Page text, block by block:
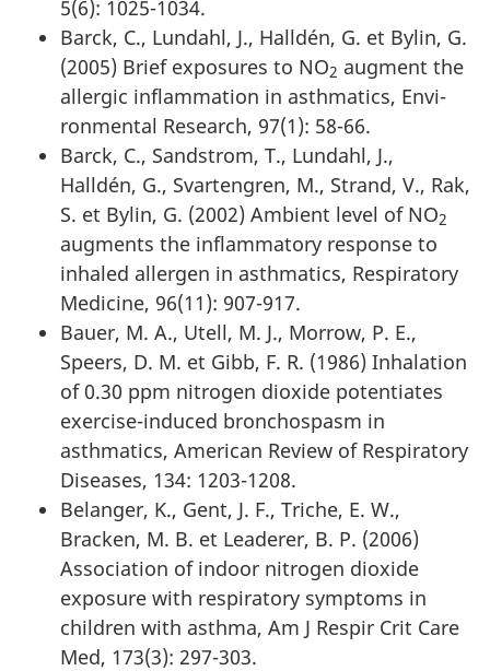
5(6): 1025-1034.
Barck, C., Lundahl, J., Halldén, G. et Bylin, G.
(2005) Brief exposures to NO2 augment the
allergic inflammation in asthmatics, Envi-
ronmental Research, 97(1): 58-66.
Barck, C., Sandstrom, T., Lundahl, J.,
Halldén, G., Svartengren, M., Strand, V., Rak,
S. et Bylin, G. (2002) Ambient level of NO2
augments the inflammatory response to
inhaled allergen in asthmatics, Respiratory
Medicine, 96(11): 907-917.
Bauer, M. A., Utell, M. J., Morrow, P. E.,
Speers, D. M. et Gibb, F. R. (1986) Inhalation
of 0.30 ppm nitrogen dioxide potentiates
exercise-induced bronchospasm in
asthmatics, American Review of Respiratory
Diseases, 134: 1203-1208.
Belanger, K., Gent, J. F., Triche, E. W.,
Bracken, M. B. et Leaderer, B. P. (2006)
Association of indoor nitrogen dioxide
exposure with respiratory symptoms in
children with asthma, Am J Respir Crit Care
Med, 173(3): 297-303.